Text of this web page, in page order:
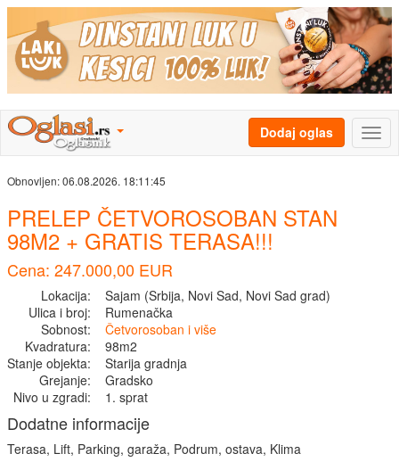
Dodaj oglas
Obnovljen:06.08.2026. 18:11:45
PRELEP ČETVOROSOBAN STAN
98M2 + GRATIS TERASA!!!
Cena: 247.000,00 EUR
Lokacija:
Sajam (Srbija, Novi Sad, Novi Sad grad)
Ulica i broj:
Rumenačka
Sobnost:
Četvorosoban i više
Kvadratura:
98m2
Stanje objekta:
Starija gradnja
Grejanje:
Gradsko
Nivo u zgradi:
1. sprat
Dodatne informacije
Terasa, Lift, Parking, garaža, Podrum, ostava, Klima